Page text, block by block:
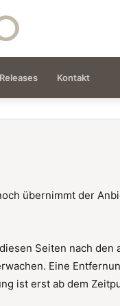
Kontakt
übernimmt der
Seiten nach den
Eine
ist erst ab dem